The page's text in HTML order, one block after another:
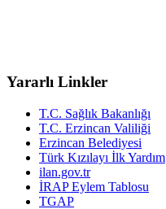
Yararlı Linkler
T.C. Sağlık Bakanlığı
T.C. Erzincan Valiliği
Erzincan Belediyesi
Türk Kızılayı İlk Yardım
ilan.gov.tr
İRAP Eylem Tablosu
TGAP